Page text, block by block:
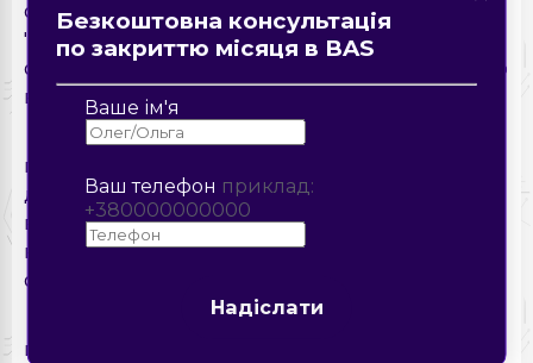
Форма зворотнього зв'язку
Надіслати
Замовте дзвінок
Надіслати
оформлюється за допомогою документа
"Прийом на роботу в організацію". Для
організації оплати у розмірі півставки необхідно
використовувати один із підходів:
а) На вкладці "Нарахування" наказу про
прийом вказати вид нарахування "Оклад по
днях" і суму, рівну половині окладу. У цьому
випадку щомісячно співробітнику буде
нараховуватися одна і та ж сума, рівна половині
окладу.
б) На вкладці "Нарахування" наказу про
прийом вказати вид нарахування "Оклад по
сторінці?
Опис помилки
Надіслати
Безкоштовна консультація
по закриттю місяця в BAS
Ваше ім'я
Ваш телефон приклад:
+380000000000
Надіслати